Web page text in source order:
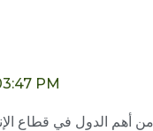
PM
أهم الدول في قطاع